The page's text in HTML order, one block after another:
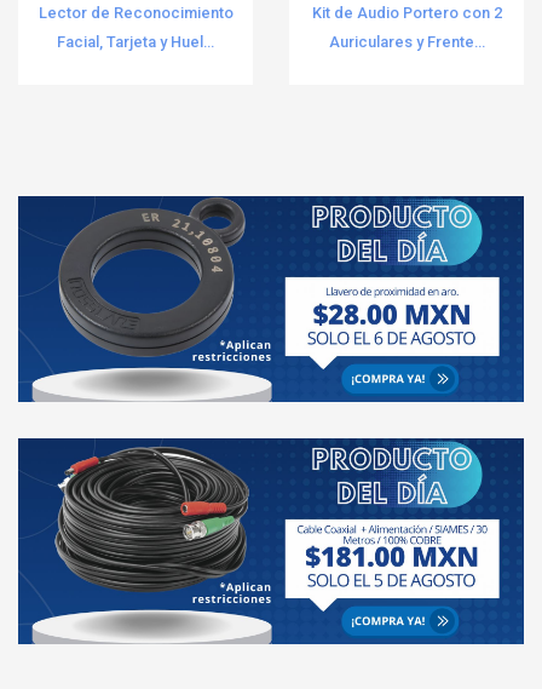
Lector de Reconocimiento
Facial, Tarjeta y Huel...
Kit de Audio Portero con 2
Auriculares y Frente...